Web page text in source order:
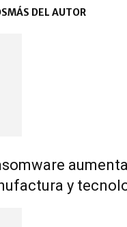
MÁS DEL AUTOR
y